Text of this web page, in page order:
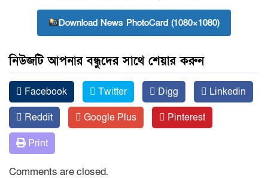
Download News PhotoCard (1080×1080)
নিউজটি আপনার বন্ধুদের সাথে শেয়ার করুন
Facebook Twitter Digg
Linkedin
Reddit
Google Plus
Pinterest
Print
Comments are closed.